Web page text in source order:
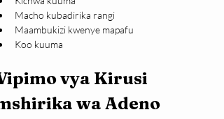
Macho kubadirika rangi
Maambukizi kwenye mapafu
Koo kuuma
vya Kirusi
wa Adeno